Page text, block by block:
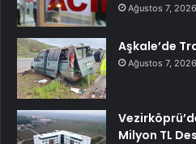
Ağustos 7, 2026
Aşkale’de
Ağustos 7, 2026
Milyon TL